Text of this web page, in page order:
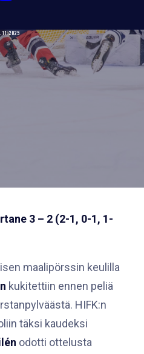
3 – 2 (2-1, 0-1, 1-
maalipörssin keulilla
kukitettiin ennen peliä
HIFK:n
täksi kaudeksi
odotti ottelusta